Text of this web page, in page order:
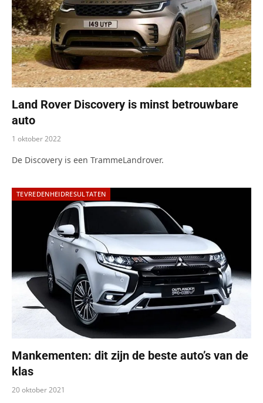
Land Rover Discovery is minst betrouwbare
auto
1 oktober 2022
De Discovery is een TrammeLandrover.
TEVREDENHEIDRESULTATEN
Mankementen: dit zijn de beste auto’s van de
klas
20 oktober 2021